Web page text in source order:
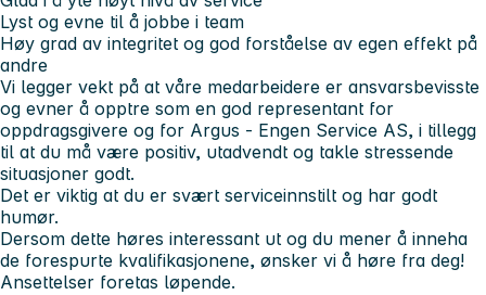
Lyst og evne til å jobbe i team
Høy grad av integritet og god forståelse av egen effekt på
andre
Vi legger vekt på at våre medarbeidere er ansvarsbevisste
og evner å opptre som en god representant for
oppdragsgivere og for Argus - Engen Service AS, i tillegg
til at du må være positiv, utadvendt og takle stressende
situasjoner godt.
Det er viktig at du er svært serviceinnstilt og har godt
humør.
Dersom dette høres interessant ut og du mener å inneha
de forespurte kvalifikasjonene, ønsker vi å høre fra deg!
Ansettelser foretas løpende.